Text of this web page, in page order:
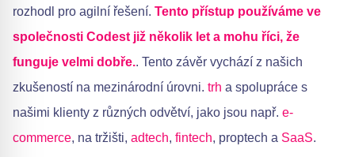
rozhodl pro agilní řešení. Tento přístup používáme ve
společnosti Codest již několik let a mohu říci, že
funguje velmi dobře.. Tento závěr vychází z našich
zkušeností na mezinárodní úrovni. trh a spolupráce s
našimi klienty z různých odvětví, jako jsou např. e-
commerce, na tržišti, adtech, fintech, proptech a SaaS.